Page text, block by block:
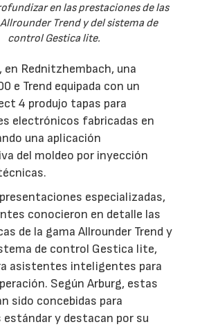
en las prestaciones de las
Trend y del sistema de
control Gestica lite.
en Rednitzhembach, una
e Trend equipada con un
4 produjo tapas para
electrónicos fabricadas en
una aplicación
del moldeo por inyección
especializadas,
conocieron en detalle las
de la gama Allrounder Trend y
de control Gestica lite,
asistentes inteligentes para
Según Arburg, estas
sido concebidas para
estándar y destacan por su